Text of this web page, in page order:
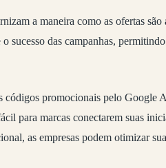
a maneira como as ofertas
sucesso das campanhas,
códigos promocionais pelo Google
para marcas conectarem suas
as empresas podem otimizar